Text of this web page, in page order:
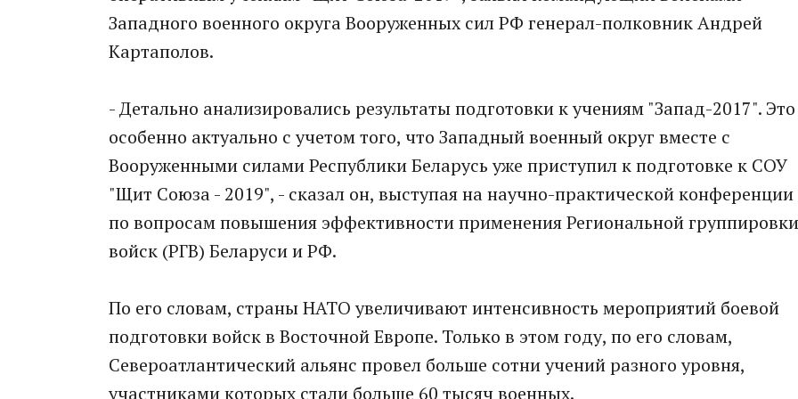
Западного военного округа Вооруженных сил РФ генерал-полковник Андрей
Картаполов.
- Детально анализировались результаты подготовки к учениям "Запад-2017". Это
особенно актуально с учетом того, что Западный военный округ вместе с
Вооруженными силами Республики Беларусь уже приступил к подготовке к СОУ
"Щит Союза - 2019", - сказал он, выступая на научно-практической конференции
по вопросам повышения эффективности применения Региональной группировки
войск (РГВ) Беларуси и РФ.
По его словам, страны НАТО увеличивают интенсивность мероприятий боевой
подготовки войск в Восточной Европе. Только в этом году, по его словам,
Североатлантический альянс провел больше сотни учений разного уровня,
участниками которых стали больше 60 тысяч военных.